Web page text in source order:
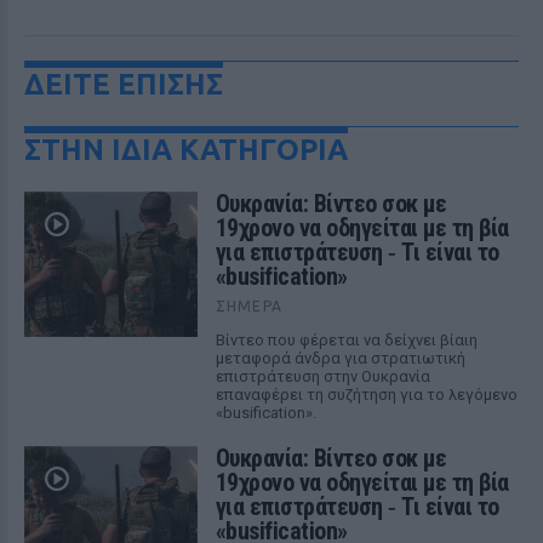
ΔΕΙΤΕ ΕΠΙΣΗΣ
ΣΤΗΝ ΙΔΙΑ ΚΑΤΗΓΟΡΙΑ
Ουκρανία: Βίντεο σοκ με
19χρονο να οδηγείται με τη βία
για επιστράτευση ‑ Τι είναι το
«busification»
ΣΉΜΕΡΑ
Βίντεο που φέρεται να δείχνει βίαιη
μεταφορά άνδρα για στρατιωτική
επιστράτευση στην Ουκρανία
επαναφέρει τη συζήτηση για το λεγόμενο
«busification».
Ουκρανία: Βίντεο σοκ με
19χρονο να οδηγείται με τη βία
για επιστράτευση ‑ Τι είναι το
«busification»